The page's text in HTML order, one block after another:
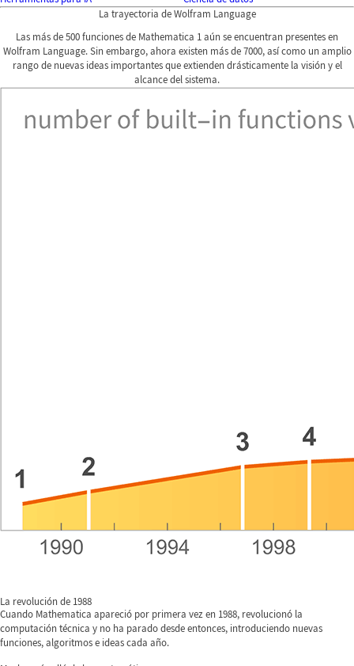
La trayectoria de Wolfram Language
Las más de 500 funciones de Mathematica 1 aún se encuentran presentes en
Wolfram Language. Sin embargo, ahora existen más de 7000, así como un amplio
rango de nuevas ideas importantes que extienden drásticamente la visión y el
alcance del sistema.
La revolución de 1988
Cuando Mathematica apareció por primera vez en 1988, revolucionó la
computación técnica y no ha parado desde entonces, introduciendo nuevas
funciones, algoritmos e ideas cada año.